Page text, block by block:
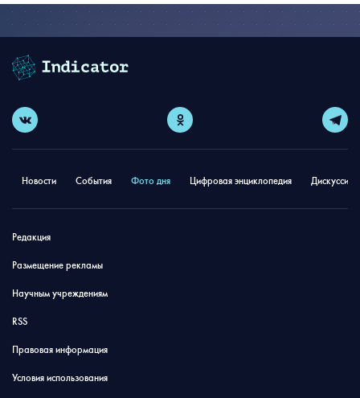
Новости События Фото дня Цифровая энциклопедия
Редакция
Размещение рекламы
Научным учреждениям
RSS
Правовая информация
Условия использования